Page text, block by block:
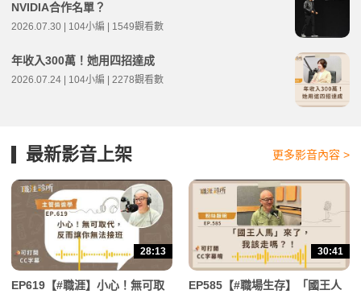
NVIDIA合作名單？
2026.07.30 | 104小編 | 1549觀看數
年收入300萬！她用四招達成
2026.07.24 | 104小編 | 2278觀看數
最新影音上架 更多影音內容 >
28:13
EP619【#職涯】小心！無可取
30:41
EP585【#職場生存】「國王人